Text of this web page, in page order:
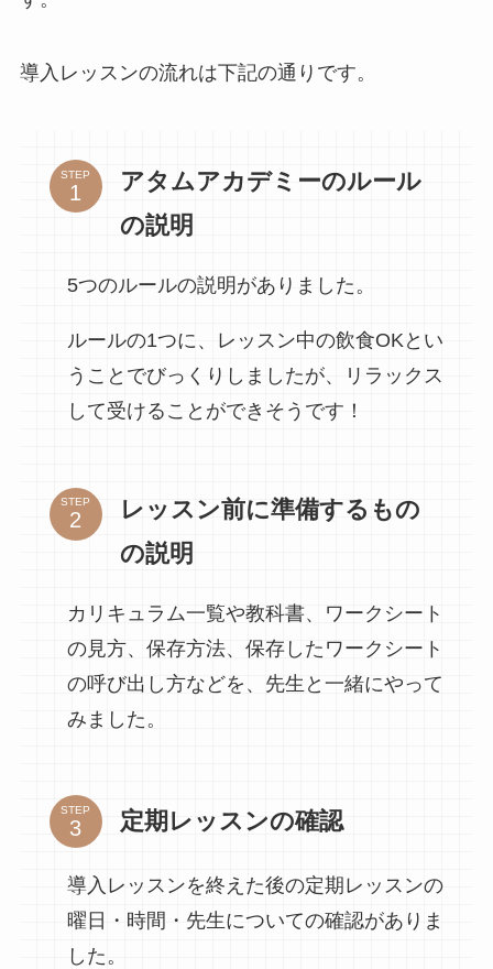
導入レッスンの流れは下記の通りです。
STEP
アタムアカデミーのルール
の説明
5つのルールの説明がありました。
ルールの1つに、レッスン中の飲食OKとい
うことでびっくりしましたが、リラックス
して受けることができそうです！
STEP
レッスン前に準備するもの
の説明
カリキュラム一覧や教科書、ワークシート
の見方、保存方法、保存したワークシート
の呼び出し方などを、先生と一緒にやって
みました。
STEP 定期レッスンの確認
導入レッスンを終えた後の定期レッスンの
曜日・時間・先生についての確認がありま
した。